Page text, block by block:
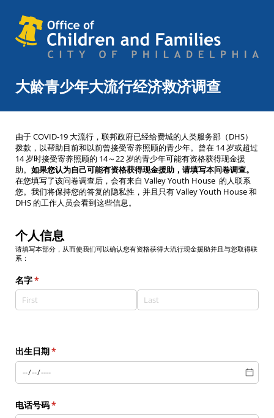
大龄青少年大流行经济救济调查
由于 COVID-19 大流行，联邦政府已经给费城的人类服务部（DHS）
拨款，以帮助目前和以前曾接受寄养照顾的青少年。曾在 14 岁或超过
14 岁时接受寄养照顾的 14～22 岁的青少年可能有资格获得现金援
助。 如果您认为自己可能有资格获得现金援助，请填写本问卷调查。
在您填写了该问卷调查后，会有来自 Valley Youth House 的人联系
您。我们将保持您的答复的隐私性，并且只有 Valley Youth House 和
DHS 的工作人员会看到这些信息。
个人信息
请填写本部分，从而使我们可以确认您有资格获得大流行现金援助并且与您取得联
系：
名字*
(required)
出生日期*
(required)
电话号码*
(required)